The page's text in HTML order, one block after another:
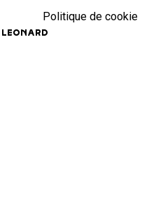
Politique de cookie